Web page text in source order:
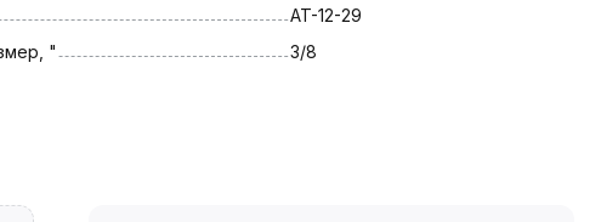
AT-12-29
"
3/8